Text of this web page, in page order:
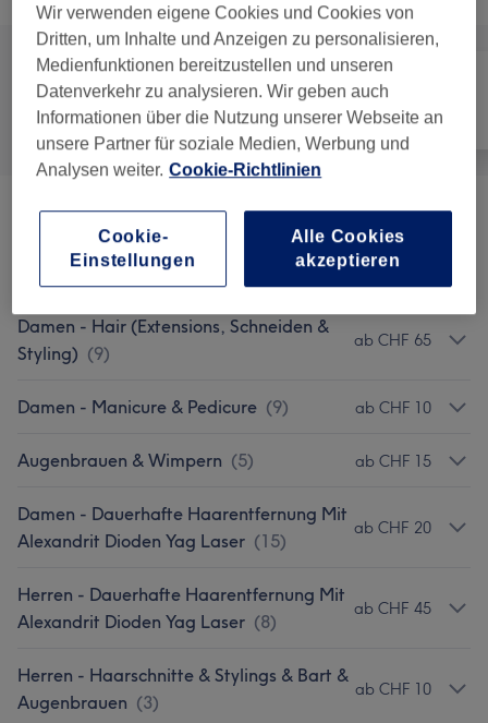
Alle Coiffeur Nägel
Herren - Waxing (18)
Endosphères Therapy ab CHF 70
Damen - Hair (Extensions, Schneiden &
Styling) (9)
ab CHF 65
Damen - Manicure & Pedicure (9) ab CHF 10
Augenbrauen & Wimpern (5) ab CHF 15
Damen - Dauerhafte Haarentfernung Mit
Alexandrit Dioden Yag Laser (15)
ab CHF 20
Herren - Dauerhafte Haarentfernung Mit
Alexandrit Dioden Yag Laser (8)
ab CHF 45
Herren - Haarschnitte & Stylings & Bart &
Augenbrauen (3)
ab CHF 10
Wir verwenden eigene Cookies und Cookies von
Dritten, um Inhalte und Anzeigen zu personalisieren,
Medienfunktionen bereitzustellen und unseren
Datenverkehr zu analysieren. Wir geben auch
Informationen über die Nutzung unserer Webseite an
unsere Partner für soziale Medien, Werbung und
Analysen weiter. Cookie-Richtlinien
Alle Cookies
akzeptieren
Cookie-
Einstellungen